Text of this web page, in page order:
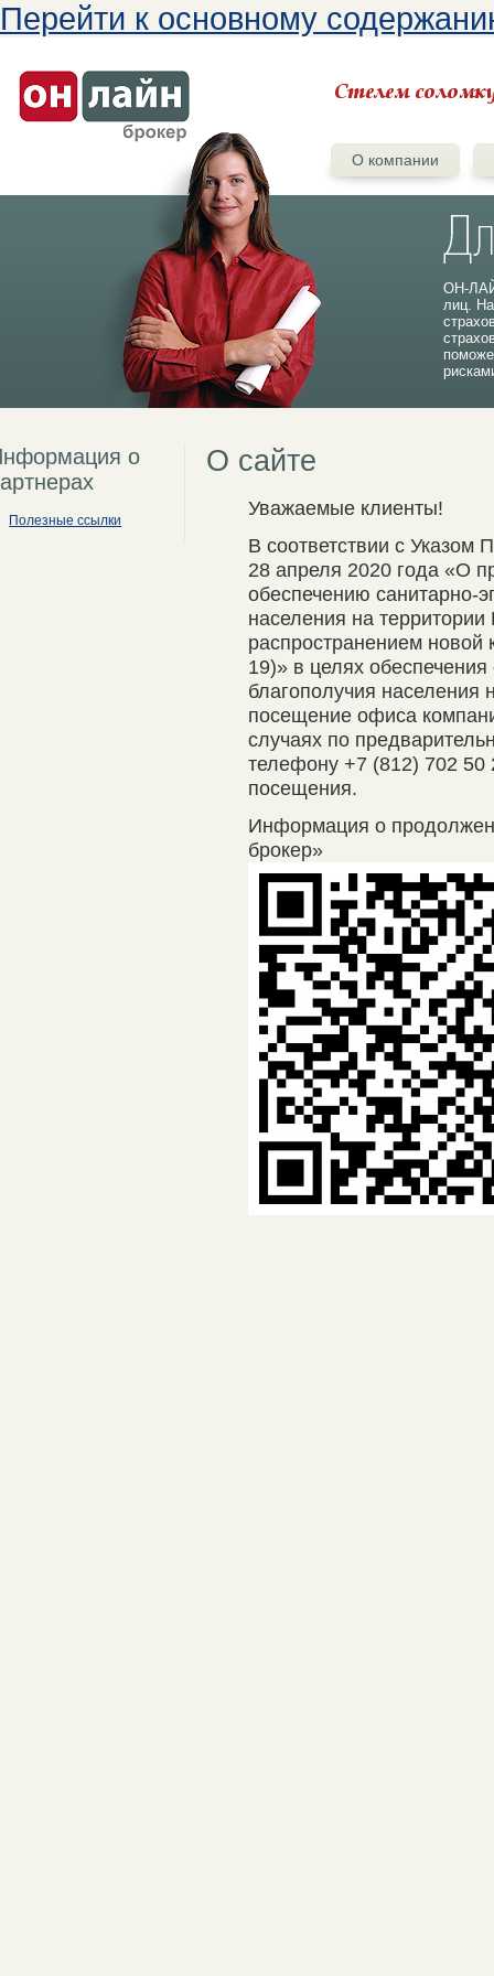
Перейти к основному
О компании
ОН-
лиц.
о
Полезные ссылки
О сайте
Уважаемые клиенты!
В соответствии с Указом
28 апреля 2020 года «О
обеспечению санитарно-
населения на
распространением новой
19)» в целях
благополучия населения
посещение офиса
случаях по
телефону +7 (812) 702 50
посещения.
Информация о
брокер»